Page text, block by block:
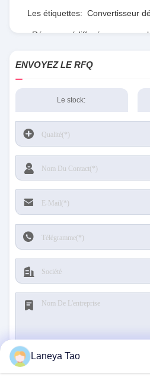
Les étiquettes: Convertisseur
Réseau prédiffusé
ENVOYEZ LE RFQ
Le stock:
Laneya Tao